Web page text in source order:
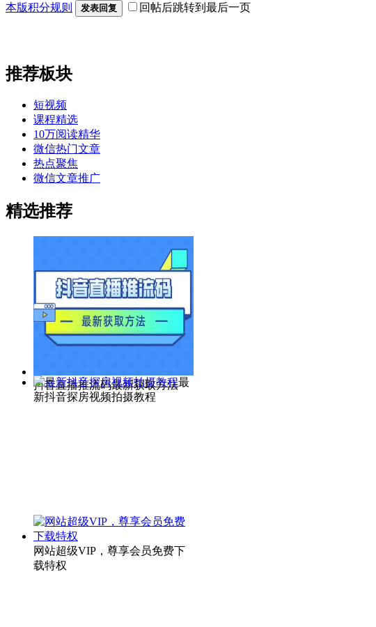
本版积分规则 发表回复 回帖后跳转到最后一页
推荐板块
短视频
课程精选
10万阅读精华
微信热门文章
热点聚焦
微信文章推广
精选推荐
抖音直播推流码最新获取方法最
新抖音探房视频拍摄教程
网站超级VIP，尊享会员免费下
载特权